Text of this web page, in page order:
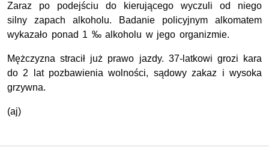
Zaraz po podejściu do kierującego wyczuli od niego
silny zapach alkoholu. Badanie policyjnym alkomatem
wykazało ponad 1 ‰ alkoholu w jego organizmie.
Mężczyzna stracił już prawo jazdy. 37-latkowi grozi kara
do 2 lat pozbawienia wolności, sądowy zakaz i wysoka
grzywna.
(aj)